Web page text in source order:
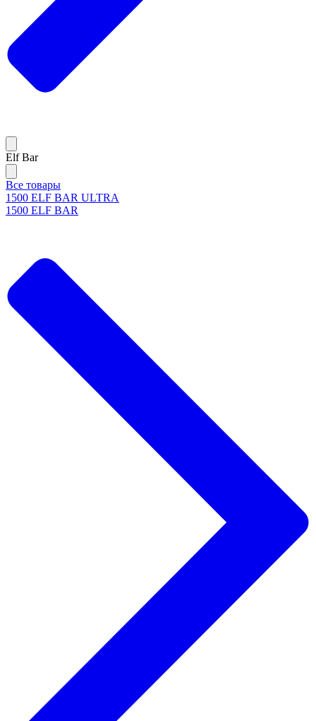
Elf Bar
Все товары
1500 ELF BAR ULTRA
1500 ELF BAR